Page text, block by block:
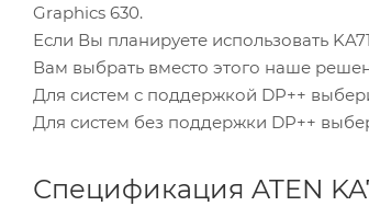
Graphics 630.
Если Вы планируете использовать
Вам выбрать вместо этого наше
Для систем с поддержкой DP++
Для систем без поддержки DP++
Спецификация ATEN